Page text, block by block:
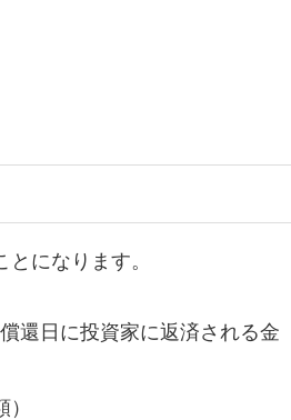
になります。
還日に投資家に返済される金